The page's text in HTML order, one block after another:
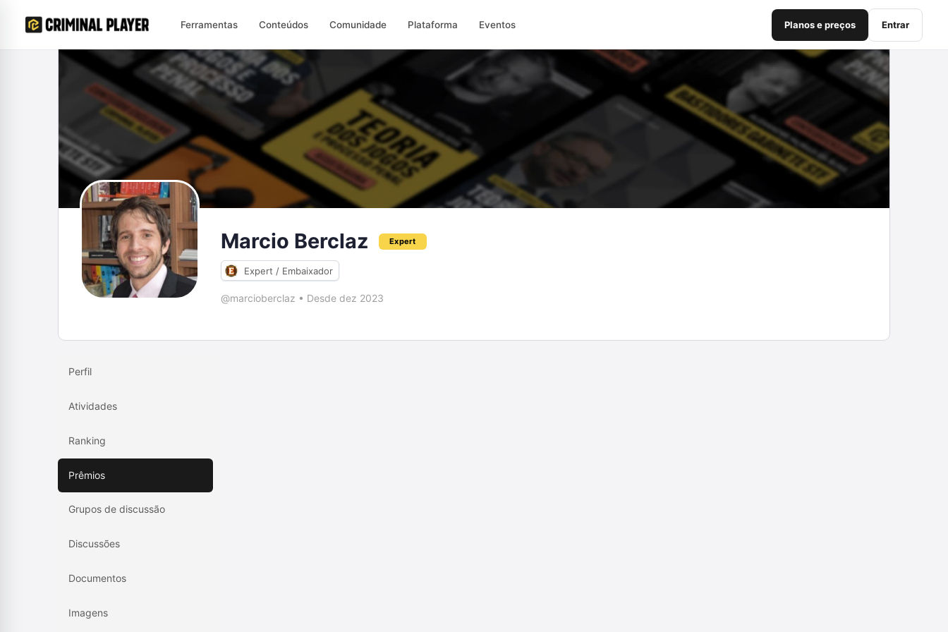
Ferramentas Conteúdos Comunidade Plataforma Eventos Planos e preços Entrar
Marcio Berclaz Expert
Expert / Embaixador
@marcioberclaz • Desde dez 2023
Perfil
Atividades
Ranking
Prêmios
Grupos de discussão
Discussões
Documentos
Imagens